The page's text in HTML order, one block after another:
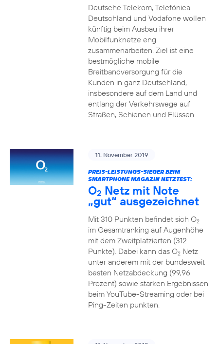
Deutsche Telekom, Telefónica
Deutschland und Vodafone wollen
künftig beim Ausbau ihrer
Mobilfunknetze eng
zusammenarbeiten. Ziel ist eine
bestmögliche mobile
Breitbandversorgung für die
Kunden in ganz Deutschland,
insbesondere auf dem Land und
entlang der Verkehrswege auf
Straßen, Schienen und Flüssen.
11. November 2019
PREIS-LEISTUNGS-SIEGER BEIM
SMARTPHONE MAGAZIN NETZTEST:
O2 Netz mit Note
„gut“ ausgezeichnet
Mit 310 Punkten befindet sich O2
im Gesamtranking auf Augenhöhe
mit dem Zweitplatzierten (312
Punkte). Dabei kann das O2Netz
unter anderem mit der bundesweit
besten Netzabdeckung (99,96
Prozent) sowie starken Ergebnissen
beim YouTube-Streaming oder bei
Ping-Zeiten punkten.